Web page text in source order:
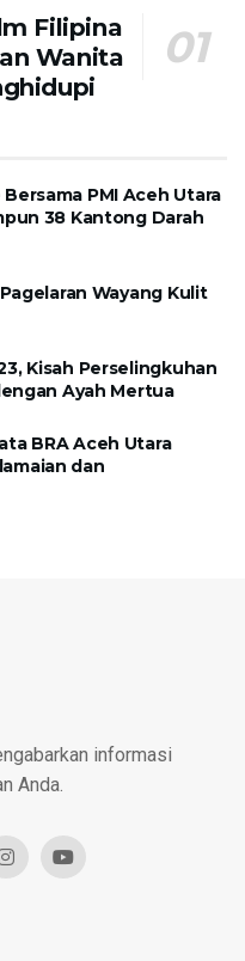
Filipina
Wanita
PMI Aceh Utara
38 Kantong Darah
Wayang Kulit
Kisah Perselingkuhan
Ayah Mertua
BRA Aceh Utara
dan
informasi
Anda.